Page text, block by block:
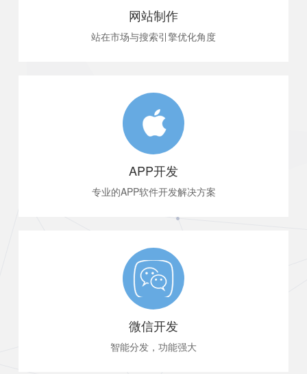
网站制作
站在市场与搜索引擎优化角度
APP开发
专业的APP软件开发解决方案
微信开发
智能分发，功能强大